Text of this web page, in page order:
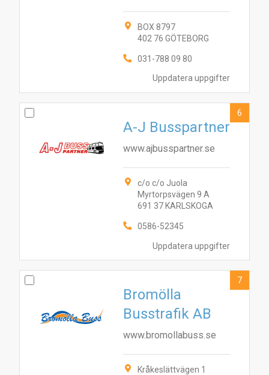
Uppdatera uppgifter
BOX 8797
402 76 GÖTEBORG
031-788 09 80
Uppdatera uppgifter
A-J Busspartner
www.ajbusspartner.se
c/o c/o Juola
Myrtorpsvägen 9 A
691 37 KARLSKOGA
0586-52345
6
Bromölla
Busstrafik AB
www.bromollabuss.se
Kråkeslättvägen 1
7